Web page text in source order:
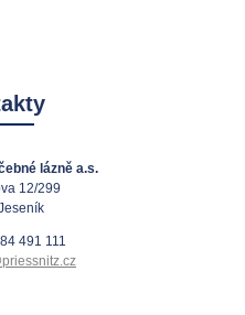
lázně a.s.
12/299
491 111